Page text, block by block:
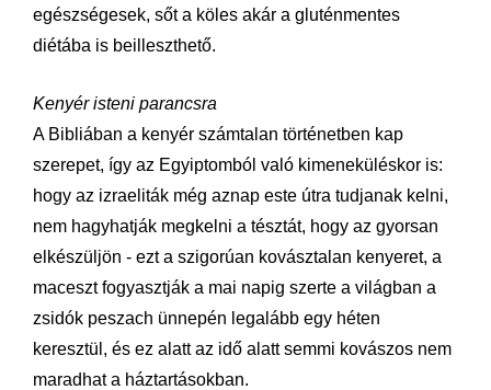
egészségesek, sőt a köles akár a gluténmentes
diétába is beilleszthető.
Kenyér isteni parancsra
A Bibliában a kenyér számtalan történetben kap
szerepet, így az Egyiptomból való kimeneküléskor is:
hogy az izraeliták még aznap este útra tudjanak kelni,
nem hagyhatják megkelni a tésztát, hogy az gyorsan
elkészüljön - ezt a szigorúan kovásztalan kenyeret, a
maceszt fogyasztják a mai napig szerte a világban a
zsidók peszach ünnepén legalább egy héten
keresztül, és ez alatt az idő alatt semmi kovászos nem
maradhat a háztartásokban.